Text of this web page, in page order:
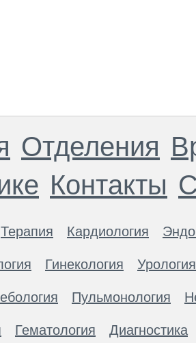
Отделения
Контакты
Терапия Кардиология
Гинекология Урология
Пульмонология
Гематология Диагностика